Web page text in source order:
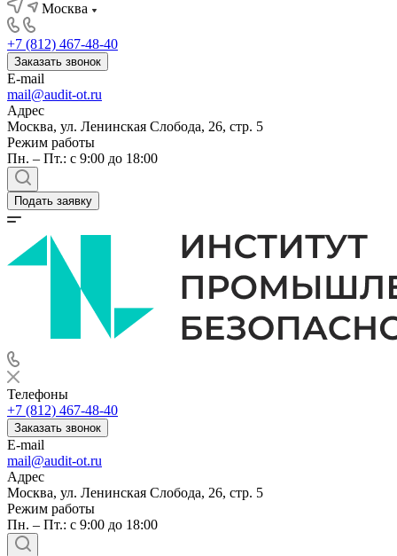
Москва
+7 (812) 467-48-40
Заказать звонок
E-mail
mail@audit-ot.ru
Адрес
Москва, ул. Ленинская Слобода, 26, стр. 5
Режим работы
Пн. – Пт.: с 9:00 до 18:00
Подать заявку
Телефоны
+7 (812) 467-48-40
Заказать звонок
E-mail
mail@audit-ot.ru
Адрес
Москва, ул. Ленинская Слобода, 26, стр. 5
Режим работы
Пн. – Пт.: с 9:00 до 18:00